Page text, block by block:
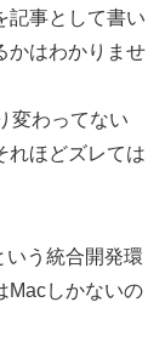
記事として書い
かはわかりませ
変わってない
れほどズレては
う統合開発環
Macしかないの